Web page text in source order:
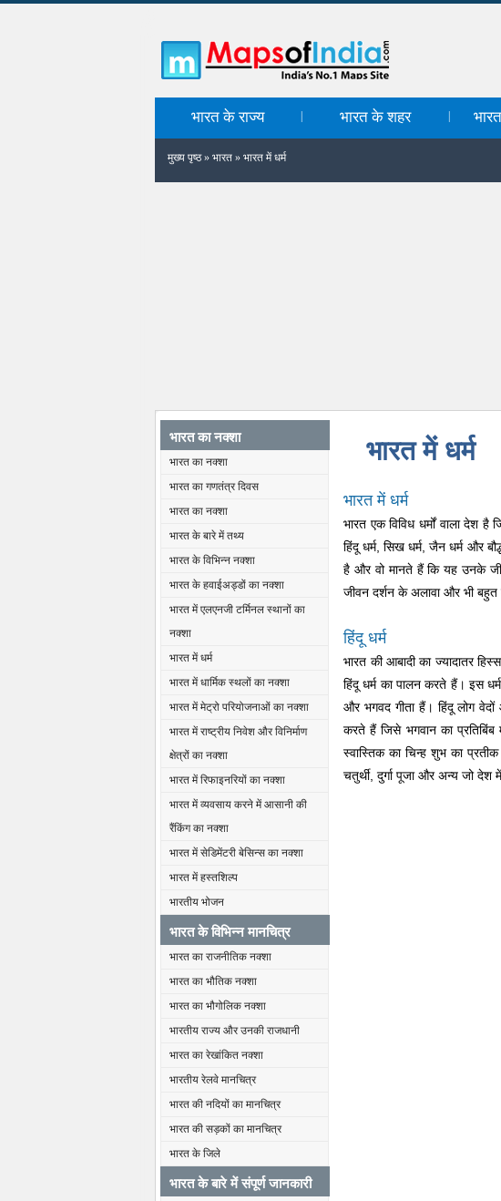
भारत के राज्य भारत के शहर
मुख्य पृष्ठ» भारत» भारत में धर्म
भारत का नक्शा
भारत का नक्शा
भारत का गणतंत्र दिवस
भारत का नक्शा
भारत के बारे में तथ्य
भारत के विभिन्न नक्शा
भारत के हवाईअड्डों का नक्शा
भारत में एलएनजी टर्मिनल स्थानों का
नक्शा
भारत में धर्म
भारत में धार्मिक स्थलों का नक्शा
भारत में मेट्रो परियोजनाओं का नक्शा
भारत में राष्ट्रीय निवेश और विनिर्माण
क्षेत्रों का नक्शा
भारत में रिफाइनरियों का नक्शा
भारत में व्यवसाय करने में आसानी की
रैंकिंग का नक्शा
भारत में सेडिमेंटरी बेसिन्स का नक्शा
भारत में हस्तशिल्प
भारतीय भोजन
भारत के विभिन्न मानचित्र
भारत का राजनीतिक नक्शा
भारत का भौतिक नक्शा
भारत का भौगोलिक नक्शा
भारतीय राज्य और उनकी राजधानी
भारत का रेखांकित नक्शा
भारतीय रेलवे मानचित्र
भारत की नदियों का मानचित्र
भारत की सड़कों का मानचित्र
भारत के जिले
भारत के बारे में संपूर्ण जानकारी
भारत में धर्म
भारत में धर्म
भारत एक विविध धर्मों वाला देश
हिंदू धर्म, सिख धर्म, जैन धर्म और
है और वो मानते हैं कि यह उनके
जीवन दर्शन के अलावा और भी
हिंदू धर्म
भारत की आबादी का ज्यादातर
हिंदू धर्म का पालन करते हैं। इस
और भगवद गीता हैं। हिंदू लोग
करते हैं जिसे भगवान का
स्वास्तिक का चिन्ह शुभ का
चतुर्थी, दुर्गा पूजा और अन्य जो देश